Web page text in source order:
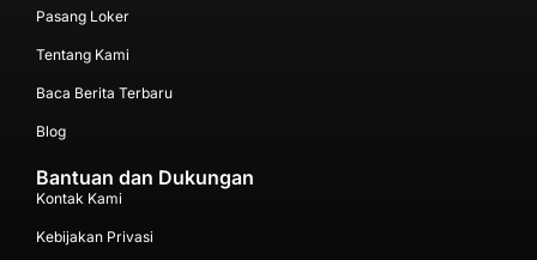
Pasang Loker
Tentang Kami
Baca Berita Terbaru
Blog
Bantuan dan Dukungan
Kontak Kami
Kebijakan Privasi